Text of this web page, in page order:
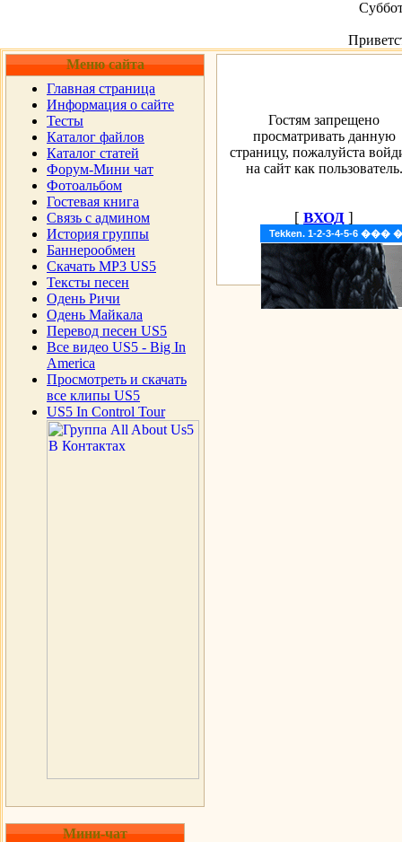
Меню сайта
Главная страница
Информация о сайте
Тесты
Каталог файлов
Каталог статей
Форум-Мини чат
Фотоальбом
Гостевая книга
Cвязь с админом
История группы
Баннерообмен
Скачать MP3 US5
Тексты песен
Одень Ричи
Одень Майкала
Перевод песен US5
Все видео US5 - Big In
America
Просмотреть и скачать
все клипы US5
US5 In Control Tour
Tekken. 1-2-3-4-5-6
Мини-чат
Гостям запрещено
просматривать данную
страницу, пожалуйста
на сайт как пользователь.
[ ВХОД ]